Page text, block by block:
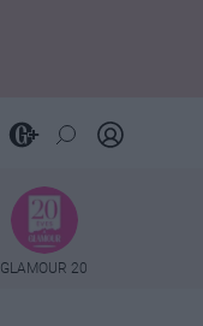
GLAMOUR 20